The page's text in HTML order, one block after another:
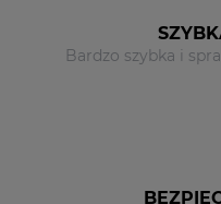
Bardzo szybka i